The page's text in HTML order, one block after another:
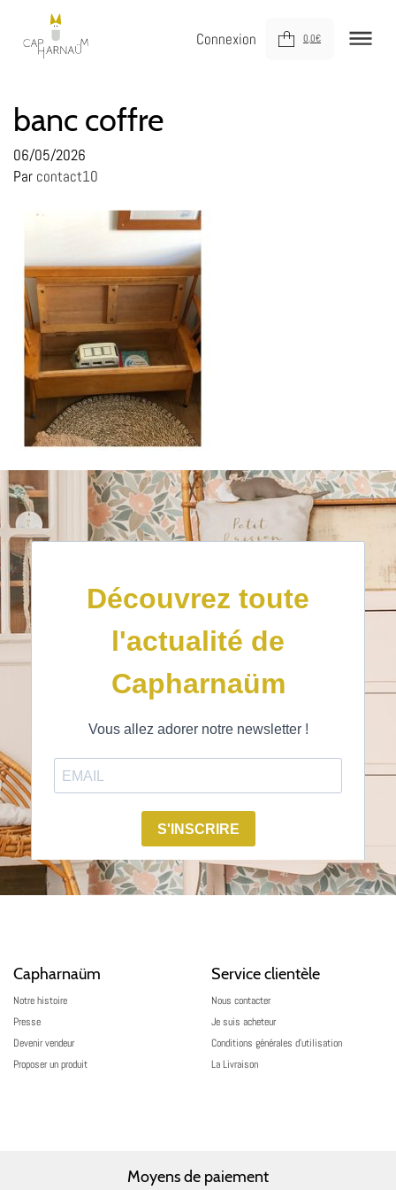
Connexion 0,0€
DÉCORER
JOUER
À VOTRE SERVICE
À PROPOS
banc coffre
06/05/2026
Par contact10
Capharnaüm
Notre histoire
Presse
Devenir vendeur
Proposer un produit
Service clientèle
Nous contacter
Je suis acheteur
Conditions générales d’utilisation
La Livraison
Moyens de paiement